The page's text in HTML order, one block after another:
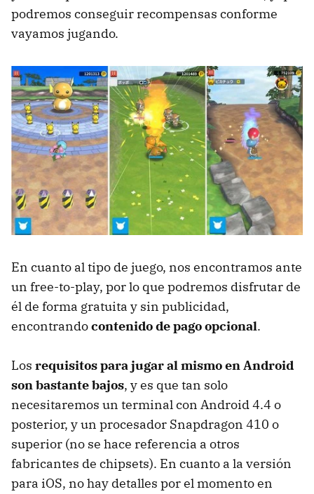
podremos conseguir recompensas conforme
vayamos jugando.
En cuanto al tipo de juego, nos encontramos ante
un free-to-play, por lo que podremos disfrutar de
él de forma gratuita y sin publicidad,
encontrandocontenido de pago opcional.
Los requisitos para jugar al mismo en Android
son bastante bajos, y es que tan solo
necesitaremos un terminal con Android 4.4 o
posterior, y un procesador Snapdragon 410 o
superior (no se hace referencia a otros
fabricantes de chipsets). En cuanto a la versión
para iOS, no hay detalles por el momento en